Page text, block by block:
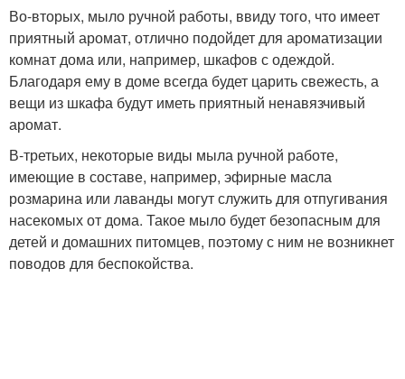
Во-вторых, мыло ручной работы, ввиду того, что имеет
приятный аромат, отлично подойдет для ароматизации
комнат дома или, например, шкафов с одеждой.
Благодаря ему в доме всегда будет царить свежесть, а
вещи из шкафа будут иметь приятный ненавязчивый
аромат.
В-третьих, некоторые виды мыла ручной работе,
имеющие в составе, например, эфирные масла
розмарина или лаванды могут служить для отпугивания
насекомых от дома. Такое мыло будет безопасным для
детей и домашних питомцев, поэтому с ним не возникнет
поводов для беспокойства.